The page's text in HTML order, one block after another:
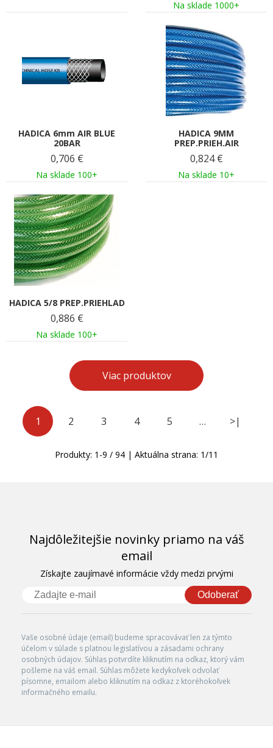
Na sklade 1000+
HADICA 6mm AIR BLUE
20BAR
0,706 €
Na sklade 100+
HADICA 9MM
PREP.PRIEH.AIR
0,824 €
Na sklade 10+
HADICA 5/8 PREP.PRIEHLAD
0,886 €
Na sklade 100+
Viac produktov
1 2 3 4 5 … >|
Produkty: 1 -9 / 94 | Aktuálna strana: 1/11
Najdôležitejšie novinky priamo na váš
email
Získajte zaujímavé informácie vždy medzi prvými
Odoberať
Vaše osobné údaje (email) budeme spracovávať len za týmto
účelom v súlade s platnou legislatívou a zásadami ochrany
osobných údajov. Súhlas potvrdíte kliknutím na odkaz, ktorý vám
pošleme na váš email. Súhlas môžete kedykoľvek odvolať
písomne, emailom alebo kliknutím na odkaz z ktoréhokoľvek
informačného emailu.